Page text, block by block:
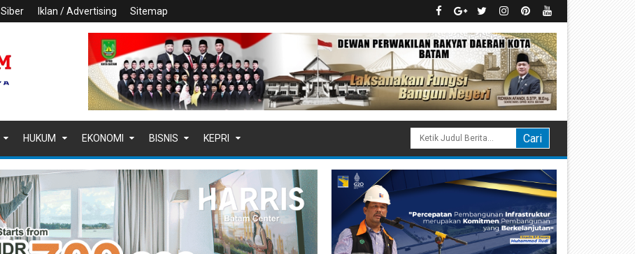
Siber Iklan / Advertising Sitemap
HUKUM EKONOMI BISNIS KEPRI